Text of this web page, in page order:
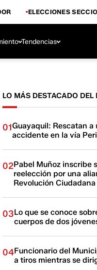
ELECCIONES
Tendencias
LO MÁS DESTACADO DEL
01Guayaquil: Rescatan
accidente en la vía
02Pabel Muñoz inscribe
reelección por una
Revolución Ciudadana
03Lo que se conoce
cuerpos de dos
04Funcionario del
a tiros mientras se